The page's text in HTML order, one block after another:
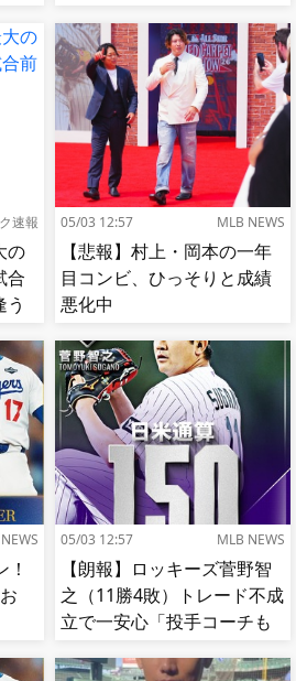
速報
の
合
05/03 12:57 MLB NEWS
【悲報】村上・岡本の一年
目コンビ、ひっそりと成績
悪化中
05/03 12:57 MLB NEWS
【朗報】ロッキーズ菅野智
之（11勝4敗）トレード不成
立で一安心「投手コーチも